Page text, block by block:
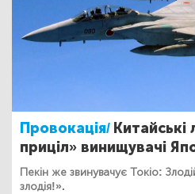
Провокація/ Китайські
приціл» винищувачі
Пекін же звинувачує Токіо:
злодія!».